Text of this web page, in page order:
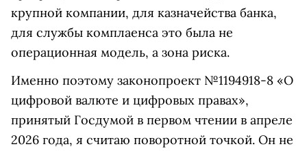
крупной компании, для казначейства банка,
для службы комплаенса это была не
операционная модель, а зона риска.
Именно поэтому законопроект №1194918-8 «О
цифровой валюте и цифровых правах»,
принятый Госдумой в первом чтении в апреле
2026 года, я считаю поворотной точкой. Он не